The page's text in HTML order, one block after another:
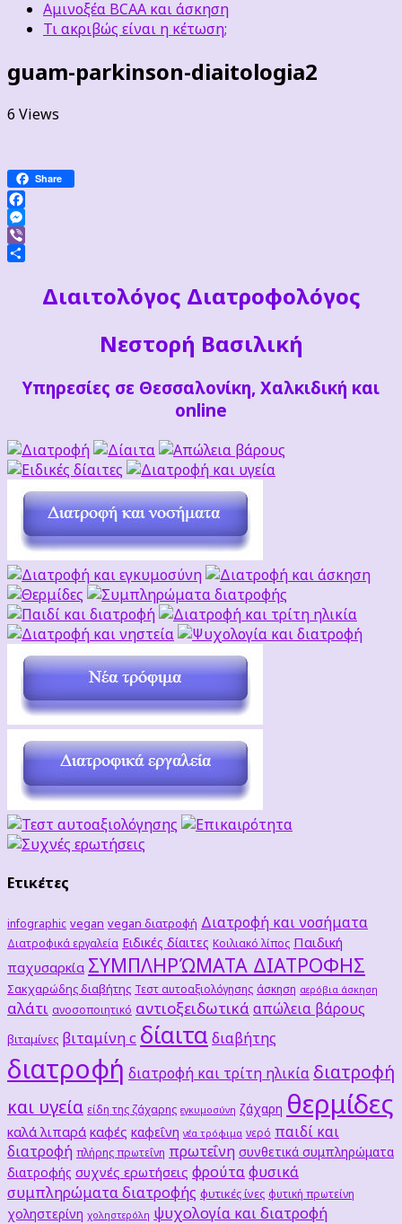
Αμινοξέα BCAA και άσκηση
Τι ακριβώς είναι η κέτωση;
guam-parkinson-diaitologia2
6 Views
Share
Facebook
Messenger
Viber
Διαιτoλόγος Διατροφολόγος
Νεστορή Βασιλική
Υπηρεσίες σε Θεσσαλονίκη, Χαλκιδική και
online
Ετικέτες
infographic vegan vegan διατροφή Διατροφή και νοσήματα
Διατροφικά εργαλεία Ειδικές δίαιτες Κοιλιακό λίπος Παιδική
παχυσαρκία ΣΥΜΠΛΗΡΏΜΑΤΑ ΔΙΑΤΡΟΦΗΣ
Σακχαρώδης διαβήτης Τεστ αυτοαξιολόγησης άσκηση αερόβια άσκηση
αλάτι ανοσοποιητικό αντιοξειδωτικά απώλεια βάρους
βιταμίνες βιταμίνη c δίαιτα διαβήτης
διατροφή διατροφή και τρίτη ηλικία διατροφή
και υγεία είδη της ζάχαρης εγκυμοσύνη ζάχαρη θερμίδες
καλά λιπαρά καφές καφεΐνη νέα τρόφιμα νερό παιδί και
διατροφή πλήρης πρωτεΐνη πρωτεΐνη συνθετικά συμπληρώματα
διατροφής συχνές ερωτήσεις φρούταφυσικά
συμπληρώματα διατροφής φυτικές ίνες φυτική πρωτείνη
χοληστερίνη χοληστερόλη ψυχολογία και διατροφή